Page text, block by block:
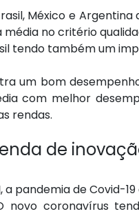
México e
no critério
tendo também um
um bom
com melhor
rendas.
de
pandemia de Covid-
novo coronavírus